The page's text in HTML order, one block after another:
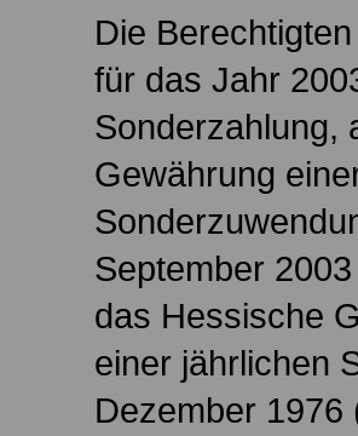
Die
für das Jahr
Sonderzahlung,
Gewährung
September
das Hessische
einer jährlichen
Dezember 1976